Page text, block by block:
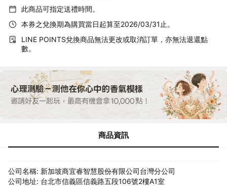
此商品可指定送禮時間。
本券之兌換期為購買當日起算至2026/03/31止。
LINE POINTS兌換商品無法更改或取消訂單，亦無法退還點
數。
商品資訊
公司名稱: 新加坡商宜睿智慧股份有限公司台灣分公司
公司地址: 台北市信義區信義路五段106號2樓A1室